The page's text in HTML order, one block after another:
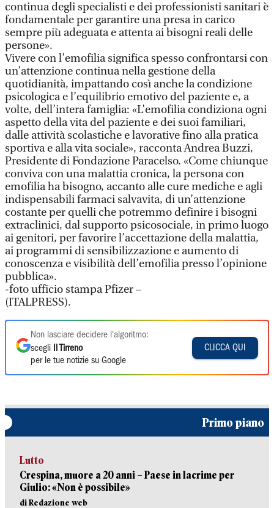
continua degli specialisti e dei professionisti sanitari è
fondamentale per garantire una presa in carico
sempre più adeguata e attenta ai bisogni reali delle
persone».
Vivere con l’emofilia significa spesso confrontarsi con
un’attenzione continua nella gestione della
quotidianità, impattando così anche la condizione
psicologica e l’equilibrio emotivo del paziente e, a
volte, dell’intera famiglia: «L’emofilia condiziona ogni
aspetto della vita del paziente e dei suoi familiari,
dalle attività scolastiche e lavorative fino alla pratica
sportiva e alla vita sociale», racconta Andrea Buzzi,
Presidente di Fondazione Paracelso. «Come chiunque
conviva con una malattia cronica, la persona con
emofilia ha bisogno, accanto alle cure mediche e agli
indispensabili farmaci salvavita, di un’attenzione
costante per quelli che potremmo definire i bisogni
extraclinici, dal supporto psicosociale, in primo luogo
ai genitori, per favorire l’accettazione della malattia,
ai programmi di sensibilizzazione e aumento di
conoscenza e visibilità dell’emofilia presso l’opinione
pubblica».
-foto ufficio stampa Pfizer –
(ITALPRESS).
Non lasciare decidere l'algoritmo:
scegli
Il Tirreno
per le tue notizie su Google
CLICCA QUI
Primo piano
Lutto
Crespina, muore a 20 anni – Paese in lacrime per
Giulio: «Non è possibile»
di Redazione web